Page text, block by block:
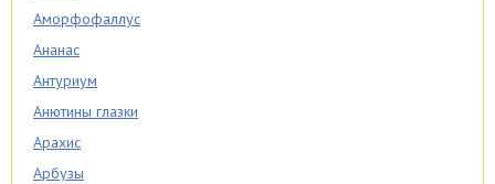
Аморфофаллус
Ананас
Антуриум
Анютины глазки
Арахис
Арбузы